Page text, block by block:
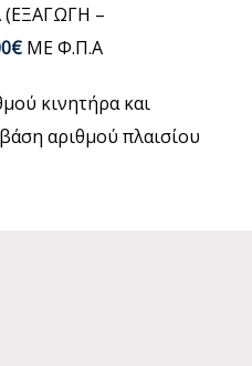
(ΕΞΑΓΩΓΗ –
ΜΕ Φ.Π.Α
κινητήρα και
αριθμού πλαισίου